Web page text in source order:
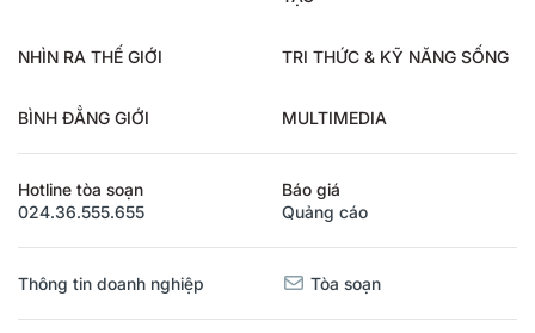
NHÌN RA THẾ GIỚI TRI THỨC & KỸ NĂNG SỐNG
BÌNH ĐẲNG GIỚI MULTIMEDIA
Hotline tòa soạn
024.36.555.655
Báo giá
Quảng cáo
Thông tin doanh nghiệp Tòa soạn